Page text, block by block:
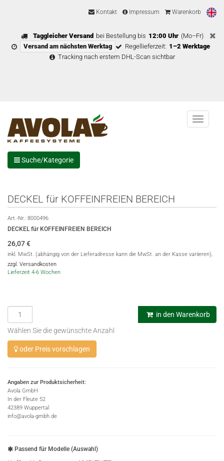
Kontakt Impressum Warenkorb
Taggleicher Versand bei Bestellung bis 12:00 Uhr (Mo–Fr)
Versand am nächsten Werktag
Regellieferzeit: 1–2 Werktage
Tracking nach erstem DHL-Scan sichtbar
Menu
Suche/Kategorie
DECKEL für KOFFEINFREIEN BEREICH
Art.-Nr.: 8000496
DECKEL für KOFFEINFREIEN BEREICH
26,07€
inkl. MwSt. (abhängig von der Lieferadresse kann die MwSt. an der Kasse variieren),
zzgl. Versandkosten
Lieferzeit 4-6 Wochen
in den Warenkorb
Wählen Sie die gewünschte Anzahl
oder Preis vorschlagen
Angaben zur Produktsicherheit:
Avola GmbH
In der Fleute 52
42389 Wuppertal
info@avola-gmbh.de
Passend für Modelle (Auswahl)